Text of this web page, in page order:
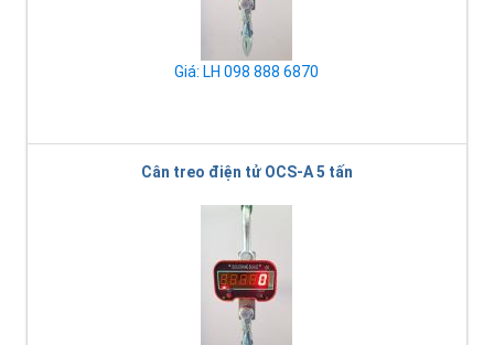
Giá: LH 098 888 6870
Cân treo điện tử OCS-A 5 tấn